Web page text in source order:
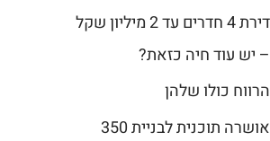
דירת 4 חדרים עד 2 מיליון שקל
– יש עוד חיה כזאת?
הרווח כולו שלהן
אושרה תוכנית לבניית 350